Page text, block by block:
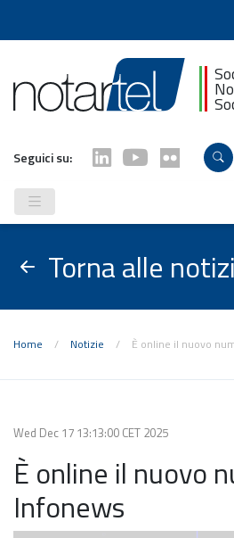
Seguici su:
Torna alle
Home / Notizie / È online il nuovo
Wed Dec 17 13:13:00 CET 2025
È online il nuovo
Infonews